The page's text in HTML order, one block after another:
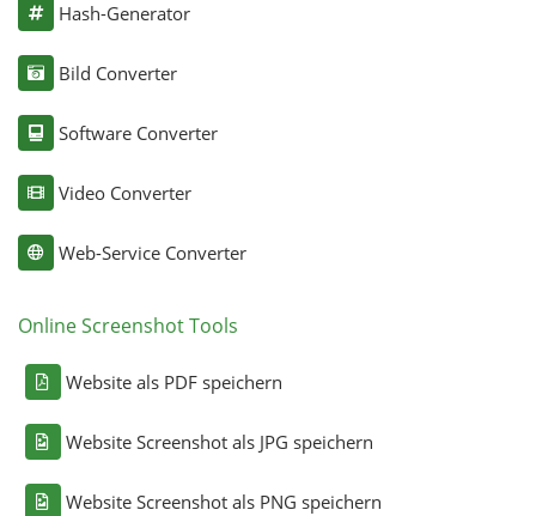
Hash-Generator
Bild Converter
Software Converter
Video Converter
Web-Service Converter
Online Screenshot Tools
Website als PDF speichern
Website Screenshot als JPG speichern
Website Screenshot als PNG speichern